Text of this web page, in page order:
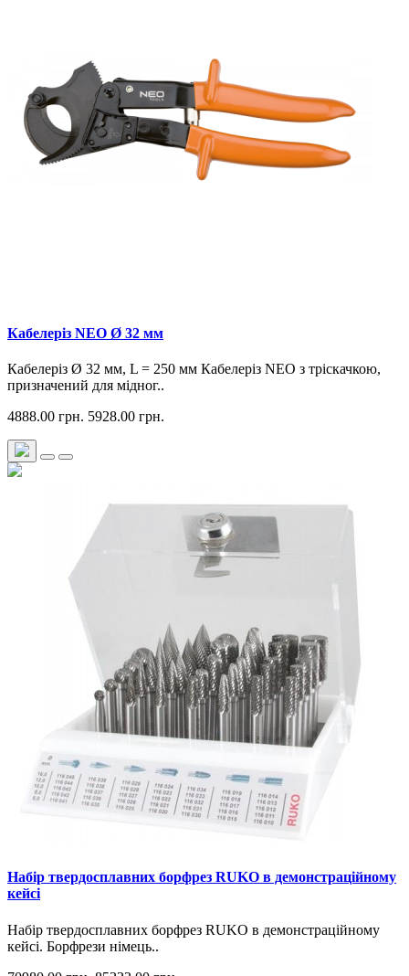
Кабелеріз NEO Ø 32 мм
Кабелеріз Ø 32 мм, L = 250 мм Кабелеріз NEO з тріскачкою,
призначений для мідног..
4888.00 грн. 5928.00 грн.
Набір твердосплавних борфрез RUKO в демонстраційному
кейсі
Набір твердосплавних борфрез RUKO в демонстраційному
кейсі. Борфрези німець..